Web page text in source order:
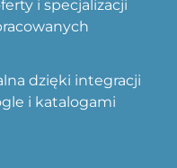
i specjalizacji
dzięki integracji
i katalogami